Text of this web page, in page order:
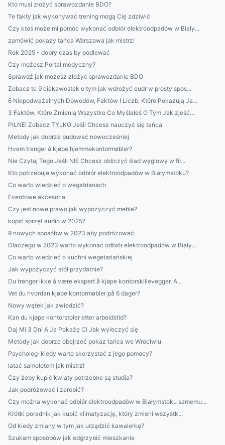
Kto musi złożyć sprawozdanie BDO?
Te fakty jak wykonywać trening mogą Cię zdziwić
Czy ktoś może mi pomóc wykonać odbiór elektroodpadów w Biały...
zamówić pokazy tańca Warszawa jak mistrz!
Rok 2025 - dobry czas by podlewać
Czy możesz Portal medyczny?
Sprawdź jak możesz złożyć sprawozdanie BDO
Zobacz te 9 ciekawostek o tym jak wdrożyć eudr w prosty spos...
6 Niepodważalnych Dowodów, Faktów I Liczb, Które Pokazują Ja...
3 Faktów, Które Zmienią Wszystko Co Myślałeś O Tym Jak zjeść...
PILNE! Zobacz TYLKO Jeśli Chcesz nauczyć się tańca
Metody jak dobrze budować nowocześniej
Hvem trenger å kjøpe hjemmekontormøbler?
Nie Czytaj Tego Jeśli NIE Chcesz obliczyć ślad węglowy w fir...
Kto potrzebuje wykonać odbiór elektroodpadów w Białymstoku?
Co warto wiedzieć o wegatrianach
Eventowe akcesoria
Czy jest nowe prawo jak wypożyczyć meble?
kupić sprzęt audio w 2025?
9 nowych sposóbw w 2023 aby podróżować
Dlaczego w 2023 warto wykonać odbiór elektroodpadów w Biały...
Co warto wiedzieć o kuchni wegetariańskiej
Jak wypożyczyć stół przydatnie?
Du trenger ikke å være ekspert å kjøpe kontorskillevegger. A...
Vet du hvordan kjøpe kontormøbler på 6 dager?
Nowy wątek jak zwiedzić?
Kan du kjøpe kontorstoler etter arbeidstid?
Daj Mi 3 Dni A Ja Pokażę Ci Jak wyleczyć się
Metody jak dobrze obejrzeć pokaz tańca we Wrocłwiu
Psycholog-kiedy warto skorzystać z jego pomocy?
latać samolotem jak mistrz!
Czy żeby kupić kwiaty potrzebne są studia?
Jak podróżować i zarobić?
Czy można wykonać odbiór elektroodpadów w Białymstoku samemu...
Krótki poradnik jak kupić klimatyzację, który zmieni wszystk...
Od kiedy zmiany w tym jak urządzić kawalerkę?
Szukam sposóbów jak odgrzybić mieszkanie